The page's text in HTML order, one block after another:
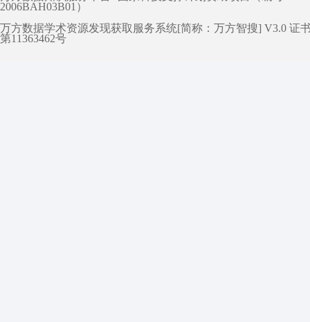
2006BAH03B01）
万方数据学术资源发现获取服务系统[简称：万方智搜] V3.0 证
第11363462号